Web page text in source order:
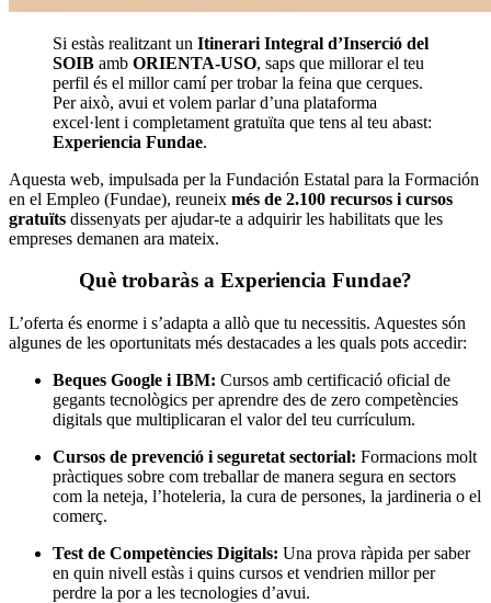
Si estàs realitzant un Itinerari Integral d’Inserció del
SOIB amb ORIENTA-USO, saps que millorar el teu
perfil és el millor camí per trobar la feina que cerques.
Per això, avui et volem parlar d’una plataforma
excel·lent i completament gratuïta que tens al teu abast:
Experiencia Fundae.
Aquesta web, impulsada per la Fundación Estatal para la Formación
en el Empleo (Fundae), reuneix més de 2.100 recursos i cursos
gratuïts dissenyats per ajudar-te a adquirir les habilitats que les
empreses demanen ara mateix.
Què trobaràs a Experiencia Fundae?
L’oferta és enorme i s’adapta a allò que tu necessitis. Aquestes són
algunes de les oportunitats més destacades a les quals pots accedir:
Beques Google i IBM: Cursos amb certificació oficial de
gegants tecnològics per aprendre des de zero competències
digitals que multiplicaran el valor del teu currículum.
Cursos de prevenció i seguretat sectorial: Formacions molt
pràctiques sobre com treballar de manera segura en sectors
com la neteja, l’hoteleria, la cura de persones, la jardineria o el
comerç.
Test de Competències Digitals: Una prova ràpida per saber
en quin nivell estàs i quins cursos et vendrien millor per
perdre la por a les tecnologies d’avui.